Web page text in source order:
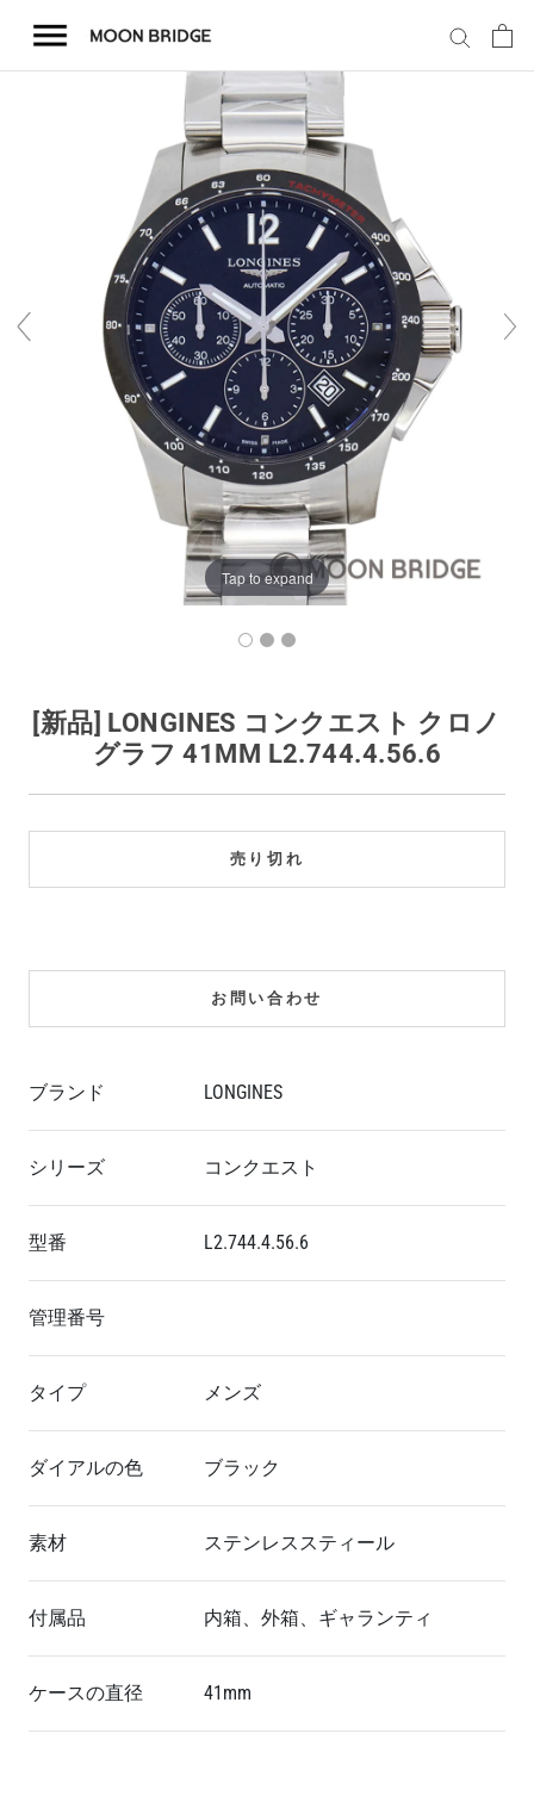
テ
会社概要
Tap to expand
[新品] LONGINES コンクエスト クロノ
グラフ 41MM L2.744.4.56.6
売り切れ
お問い合わせ
ブランド LONGINES
シリーズ コンクエスト
型番 L2.744.4.56.6
管理番号
タイプ メンズ
ダイアルの色 ブラック
素材 ステンレススティール
付属品 内箱、外箱、ギャランティ
ケースの直径 41mm